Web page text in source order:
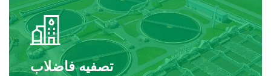
تصفیه فاضلاب